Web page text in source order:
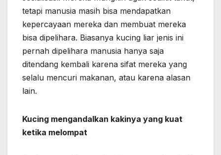
tetapi manusia masih bisa mendapatkan
kepercayaan mereka dan membuat mereka
bisa dipelihara. Biasanya kucing liar jenis ini
pernah dipelihara manusia hanya saja
ditendang kembali karena sifat mereka yang
selalu mencuri makanan, atau karena alasan
lain.
Kucing mengandalkan kakinya yang kuat
ketika melompat